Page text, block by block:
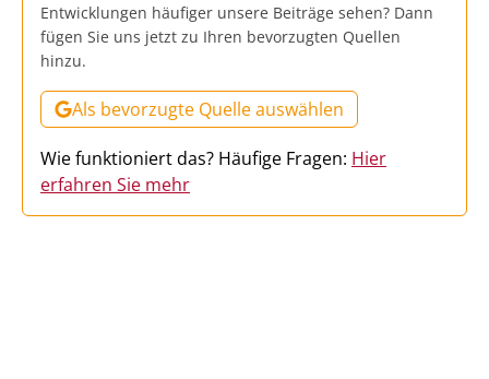
Entwicklungen häufiger unsere Beiträge sehen? Dann
fügen Sie uns jetzt zu Ihren bevorzugten Quellen
hinzu.
Als bevorzugte Quelle auswählen
Wie funktioniert das? Häufige Fragen: Hier
erfahren Sie mehr